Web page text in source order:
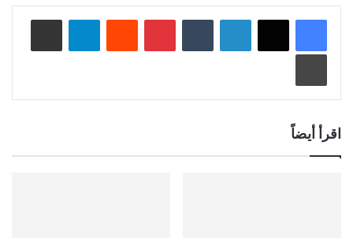
لينكدإن بينتيريست
اقرأ أيضاً